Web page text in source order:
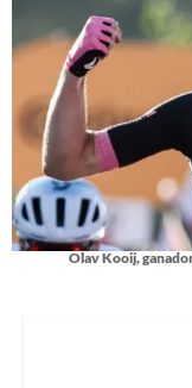
Olav Kooij,